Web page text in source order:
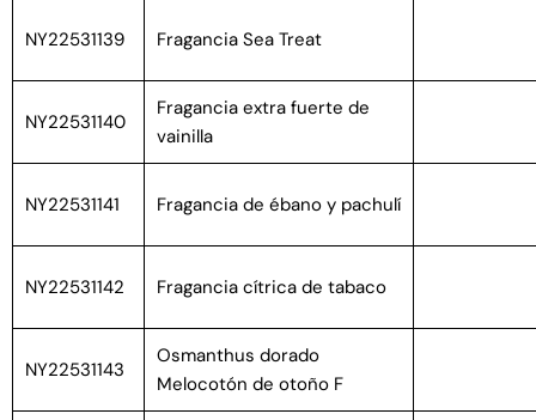
NY22531139 Fragancia Sea Treat
NY22531140
Fragancia extra fuerte de
vainilla
NY22531141 Fragancia de ébano y pachulí
NY22531142 Fragancia cítrica de tabaco
NY22531143
Osmanthus dorado
Melocotón de otoño F